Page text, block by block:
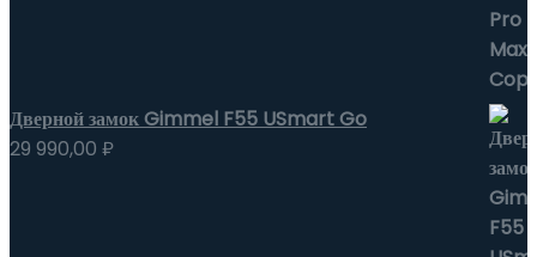
Дверной замок Gimmel F55 USmart Go
29 990,00 ₽